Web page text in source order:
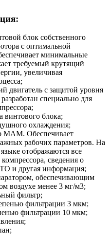
блок собственного
с оптимальной
минимальные
требуемый крутящий
увеличивая
двигатель с защитой уровня
специально для
винтового блока;
охлаждения;
MAM. Обеспечивает
рабочих параметров. На
отображаются все
сведения о
и другая информация;
обеспечивающим
воздухе менее 3 мг/м3;
фильтр;
фильтрации 3 мкм;
фильтрации 10 мкм;